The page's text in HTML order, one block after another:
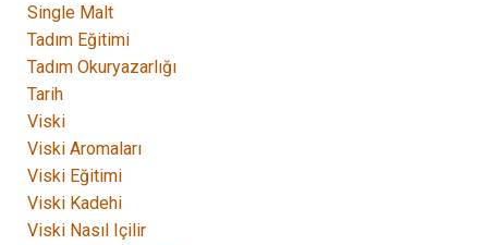
Single Malt
Tadım Eğitimi
Tadım Okuryazarlığı
Tarih
Viski
Viski Aromaları
Viski Eğitimi
Viski Kadehi
Viski Nasıl Içilir